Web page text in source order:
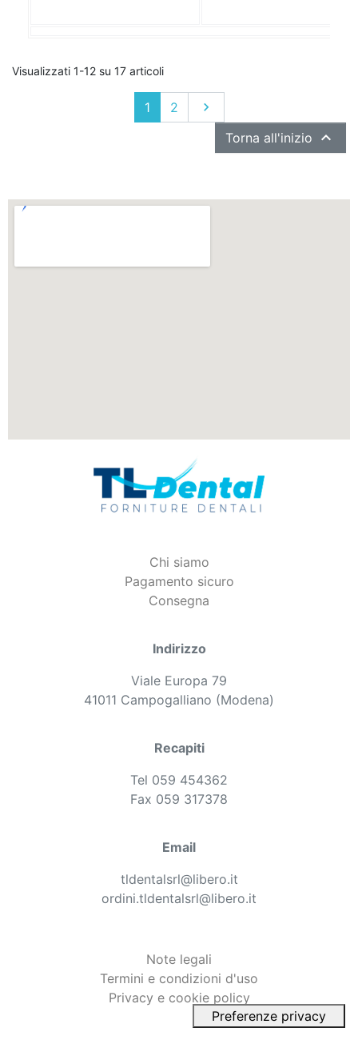
Visualizzati 1-12 su 17 articoli
1 2 Successivo

Torna all'inizio 
Chi siamo
Pagamento sicuro
Consegna
Indirizzo
Viale Europa 79
41011 Campogalliano (Modena)
Recapiti
Tel 059 454362
Fax 059 317378
Email
tldentalsrl@libero.it
ordini.tldentalsrl@libero.it
Note legali
Termini e condizioni d'uso
Privacy e cookie policy